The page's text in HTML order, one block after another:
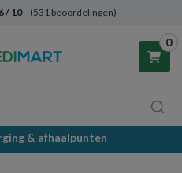
/ 10 (531 beoordelingen)
0
& afhaalpunten